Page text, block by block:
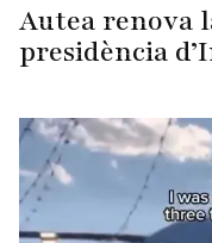
Autea renova
presidència